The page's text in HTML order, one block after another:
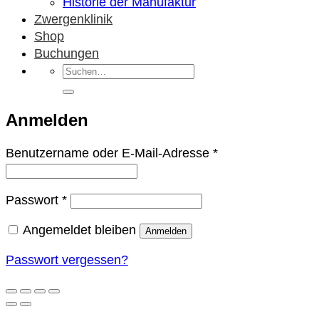
Zwergenklinik
Shop
Buchungen
Suchen
nach:
Anmelden
Benutzername oder E-Mail-Adresse *Erforderlich
Passwort *Erforderlich
Angemeldet bleiben Anmelden
Passwort vergessen?